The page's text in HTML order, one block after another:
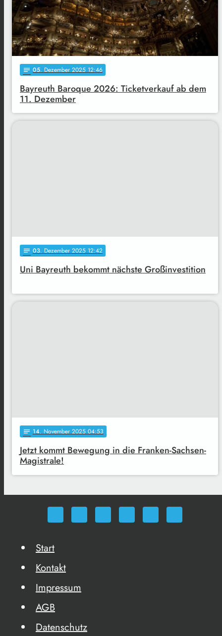
notes 05. Dezember 2025 12:46
Bayreuth Baroque 2026: Ticketverkauf ab dem
11. Dezember
notes 03. Dezember 2025 12:42
Uni Bayreuth bekommt nächste Großinvestition
notes 14. November 2025 04:53
Jetzt kommt Bewegung in die Franken-Sachsen-
Magistrale!
Start
Kontakt
Impressum
AGB
Datenschutz